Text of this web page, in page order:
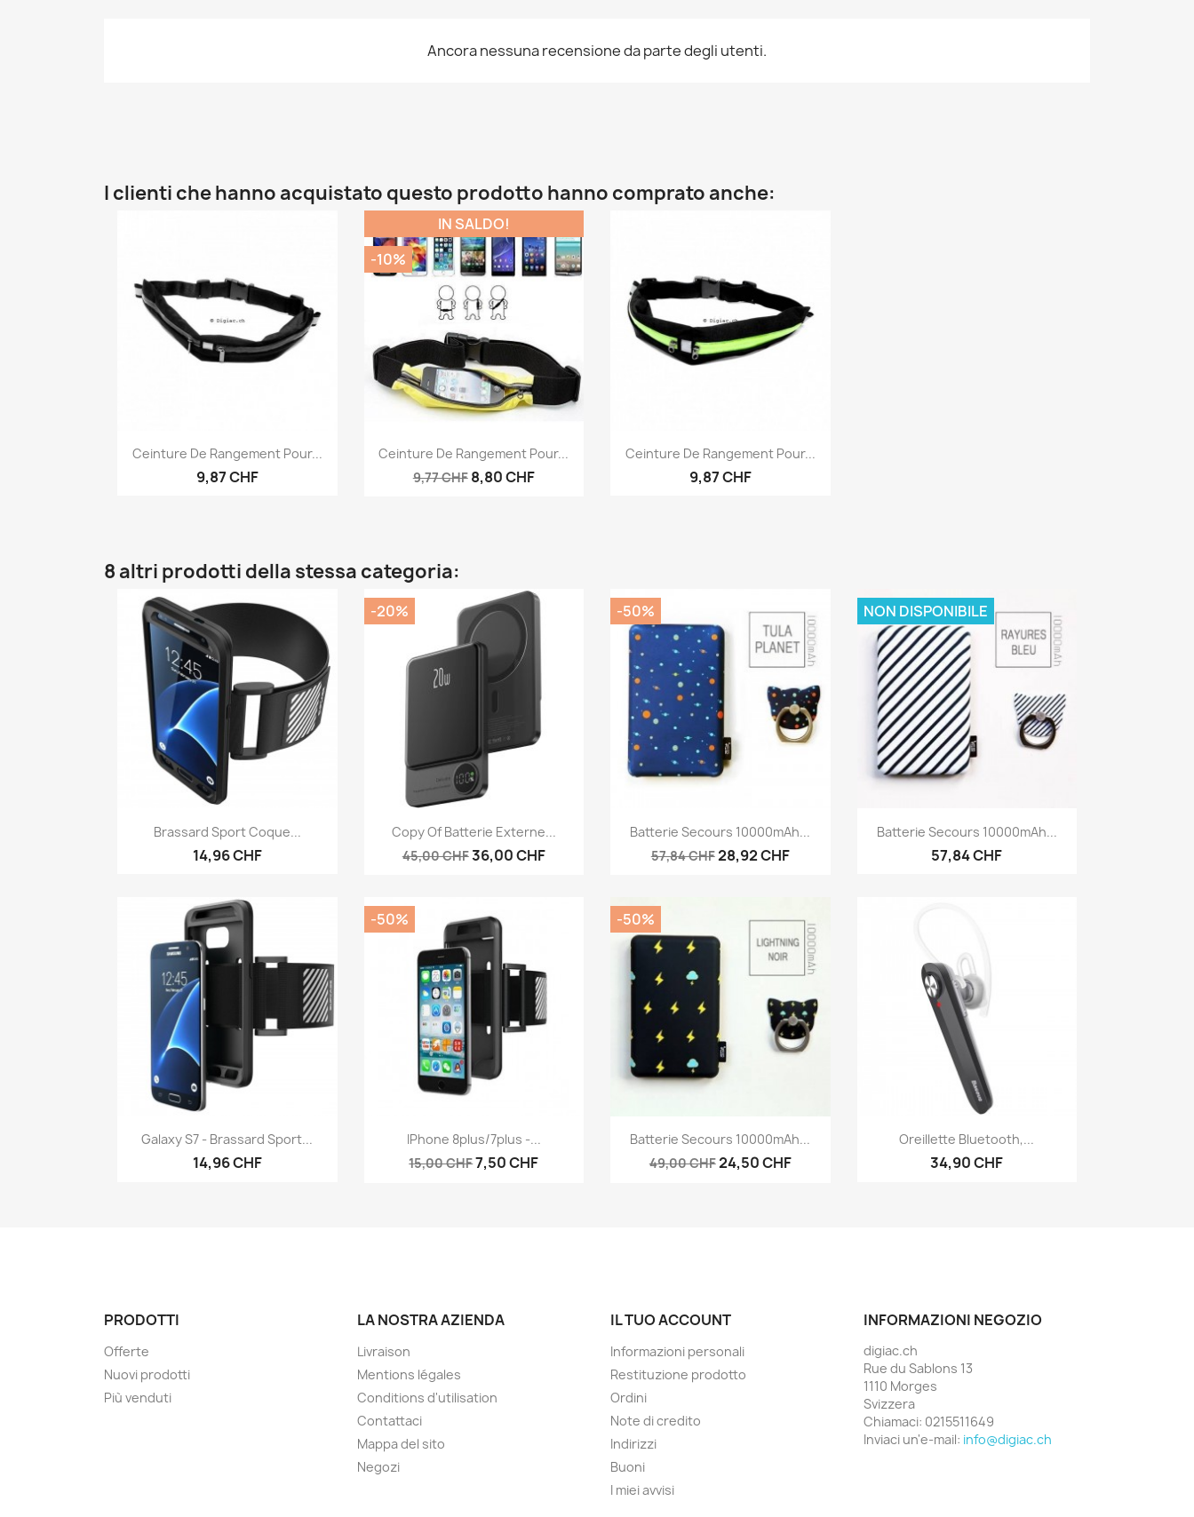
Ancora nessuna recensione da parte degli utenti.
I clienti che hanno acquistato questo prodotto hanno comprato anche:
Anteprima
Ceinture De Rangement Pour...
9,87 CHF
Anteprima
Ceinture De Rangement Pour...
9,77 CHF 8,80 CHF
IN SALDO!
-10%
Anteprima
Ceinture De Rangement Pour...
9,87 CHF
8 altri prodotti della stessa categoria:
Anteprima
Brassard Sport Coque...
14,96 CHF
Anteprima
Copy Of Batterie Externe...
45,00 CHF36,00 CHF
-20%
Anteprima
Batterie Secours 10000mAh...
57,84 CHF28,92 CHF
-50%
Anteprima
Batterie Secours 10000mAh...
57,84 CHF
NON DISPONIBILE
Anteprima
Galaxy S7 - Brassard Sport...
14,96 CHF
Anteprima
IPhone 8plus/7plus -...
15,00 CHF7,50 CHF
-50%
Anteprima
Batterie Secours 10000mAh...
49,00 CHF24,50 CHF
-50%
Anteprima
Oreillette Bluetooth,...
34,90 CHF
PRODOTTI
Offerte
Nuovi prodotti
Più venduti
LA NOSTRA AZIENDA
Livraison
Mentions légales
Conditions d'utilisation
Contattaci
Mappa del sito
Negozi
IL TUO ACCOUNT
Informazioni personali
Restituzione prodotto
Ordini
Note di credito
Indirizzi
Buoni
I miei avvisi
INFORMAZIONI NEGOZIO
digiac.ch
Rue du Sablons 13
1110 Morges
Svizzera
Chiamaci: 0215511649
Inviaci un'e-mail: info@digiac.ch